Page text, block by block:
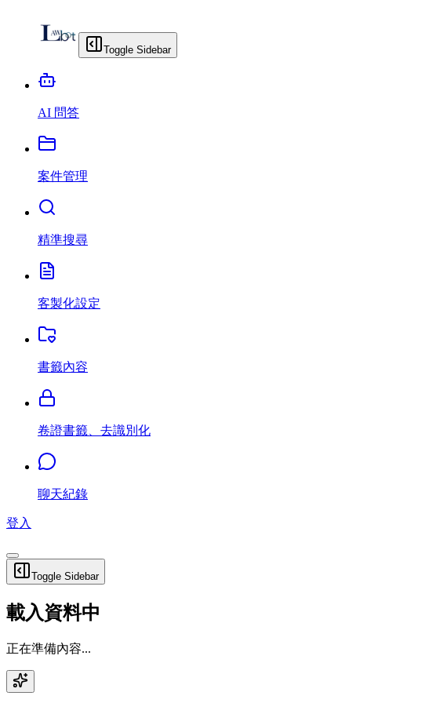
Toggle Sidebar
AI 問答
案件管理
精準搜尋
客製化設定
書籤內容
卷證書籤、去識別化
聊天紀錄
登入
Toggle Sidebar
載入資料中
正在準備內容...